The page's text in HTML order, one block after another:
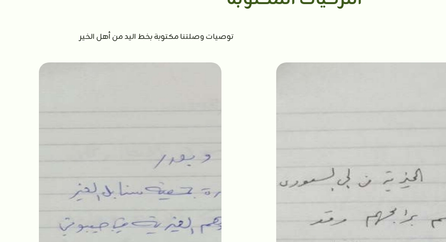
توصيات وصلتنا مكتوبة بخط اليد من أهل الخير